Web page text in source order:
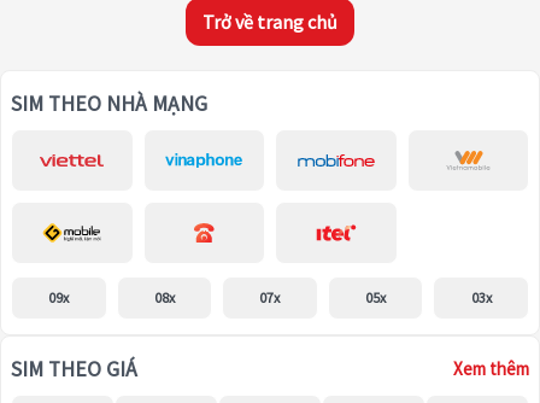
Trở về trang chủ
SIM THEO NHÀ MẠNG
09x 08x 07x 05x 03x
SIM THEO GIÁ Xem thêm